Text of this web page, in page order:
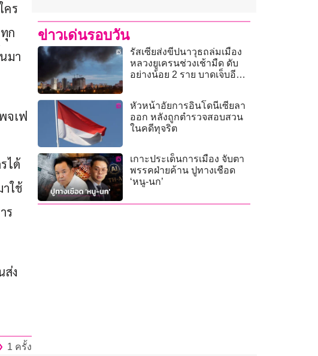
คร
ก
มา
จเฟ
ได้
ใช้
ร
ส่ง
1 ครั้ง
ข่าวเด่นรอบวัน
รัสเซียส่งขีปนาวุธถล่มเมือง
หลวงยูเครนช่วงเช้ามืด ดับ
อย่างน้อย 2 ราย บาดเจ็บอีก
หัวหน้าอัยการอินโดนีเซียลา
ออก หลังถูกตำรวจสอบสวน
ในคดีทุจริต
เกาะประเด็นการเมือง จับตา
พรรคฝ่ายค้าน ปูทางเชือด
‘หนู-นก’